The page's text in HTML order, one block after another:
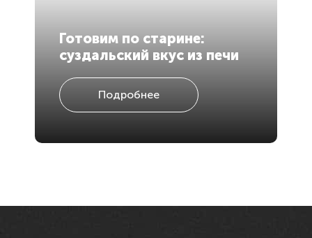
Готовим по старине:
суздальский вкус из печи
Подробнее